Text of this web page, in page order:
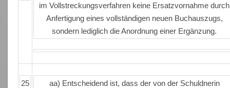
im Vollstreckungsverfahren keine Ersatzvornahme durch
Anfertigung eines vollständigen neuen Buchauszugs,
sondern lediglich die Anordnung einer Ergänzung.
25
aa) Entscheidend ist, dass der von der Schuldnerin